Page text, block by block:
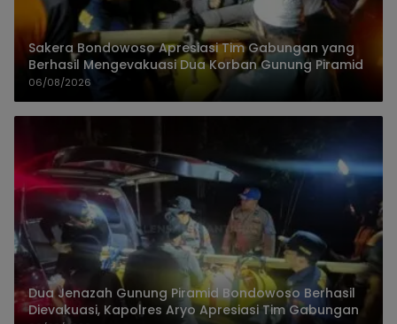
Sakera Bondowoso Apresiasi Tim Gabungan yang
Berhasil Mengevakuasi Dua Korban Gunung Piramid
06/08/2026
Dua Jenazah Gunung Piramid Bondowoso Berhasil
Dievakuasi, Kapolres Aryo Apresiasi Tim Gabungan